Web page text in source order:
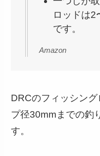
ロッドは2
です。
Amazon
DRCのフィッシン
プ径30mmまでの釣
す。